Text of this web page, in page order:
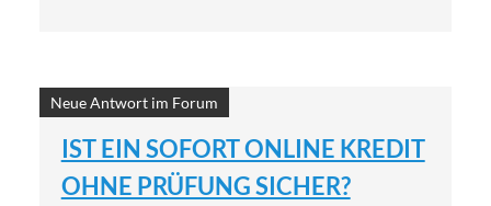
Neue Antwort im Forum
IST EIN SOFORT ONLINE KREDIT
OHNE PRÜFUNG SICHER?